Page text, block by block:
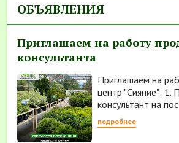
ОБЪЯВЛЕНИЯ
Приглашаем на работу
консультанта
Приглашаем на
центр "Сияние": 1.
консультант на
подробнее